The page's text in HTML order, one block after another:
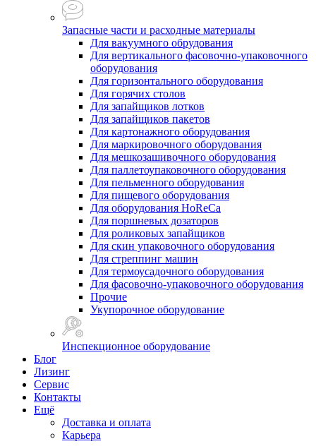
Запасные части и расходные материалы
Для вакуумного обрудования
Для вертикального фасовочно-упаковочного
оборудования
Для горизонтального оборудования
Для горячих столов
Для запайщиков лотков
Для запайщиков пакетов
Для картонажного оборудования
Для маркировочного оборудования
Для мешкозашивочного оборудования
Для паллетоупаковочного оборудования
Для пельменного оборудования
Для пищевого оборудования
Для оборудования HoReCa
Для поршневых дозаторов
Для роликовых запайщиков
Для скин упаковочного оборудования
Для стреппинг машин
Для термоусадочного оборудования
Для фасовочно-упаковочного оборудования
Прочие
Укупорочное оборудование
Инспекционное оборудование
Блог
Лизинг
Сервис
Контакты
Ещё
Доставка и оплата
Карьера